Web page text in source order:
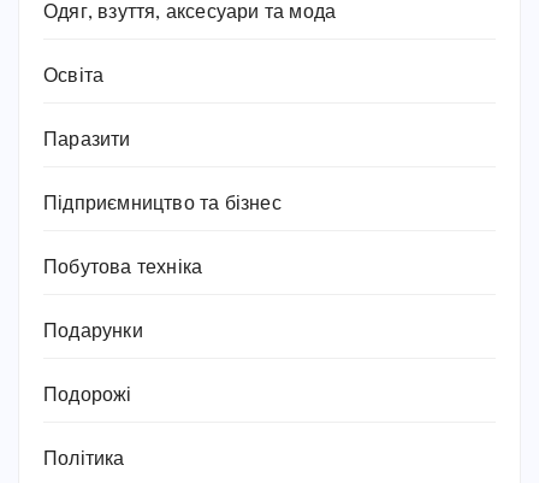
Одяг, взуття, аксесуари та мода
Освіта
Паразити
Підприємництво та бізнес
Побутова техніка
Подарунки
Подорожі
Політика